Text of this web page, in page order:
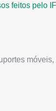
feitos pelo